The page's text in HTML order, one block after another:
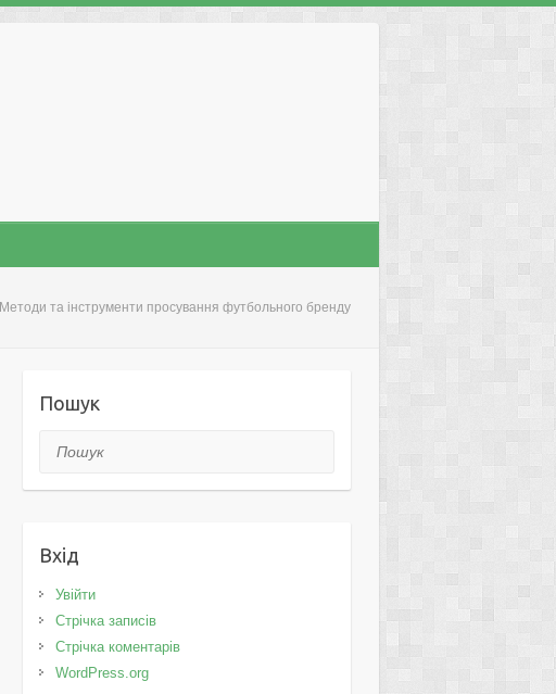
Методи та інструменти просування футбольного бренду
Пошук
Пошук
Вхід
Увійти
Стрічка записів
Стрічка коментарів
WordPress.org